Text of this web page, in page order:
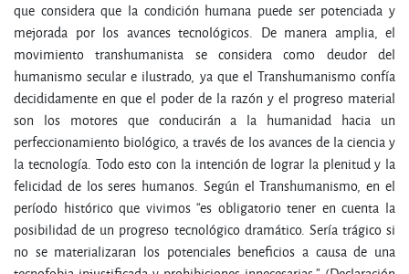
que considera que la condición humana puede ser potenciada y
mejorada por los avances tecnológicos. De manera amplia, el
movimiento transhumanista se considera como deudor del
humanismo secular e ilustrado, ya que el Transhumanismo confía
decididamente en que el poder de la razón y el progreso material
son los motores que conducirán a la humanidad hacia un
perfeccionamiento biológico, a través de los avances de la ciencia y
la tecnología. Todo esto con la intención de lograr la plenitud y la
felicidad de los seres humanos. Según el Transhumanismo, en el
período histórico que vivimos “es obligatorio tener en cuenta la
posibilidad de un progreso tecnológico dramático. Sería trágico si
no se materializaran los potenciales beneficios a causa de una